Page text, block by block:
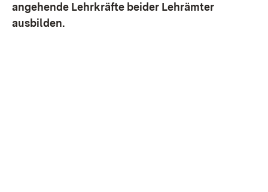
angehende Lehrkräfte beider Lehrämter
ausbilden.